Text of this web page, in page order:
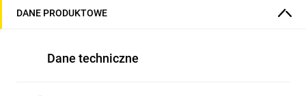
DANE PRODUKTOWE
Dane techniczne